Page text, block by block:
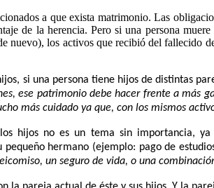
a que exista matrimonio. Las
de la herencia. Pero si una persona
nuevo), los activos que recibió del fallecido
si una persona tiene hijos de distintas
ese patrimonio debe hacer frente a más
más cuidado ya que, con los mismos
hijos no es un tema sin importancia,
hermano (ejemplo: pago de
un seguro de vida, o una